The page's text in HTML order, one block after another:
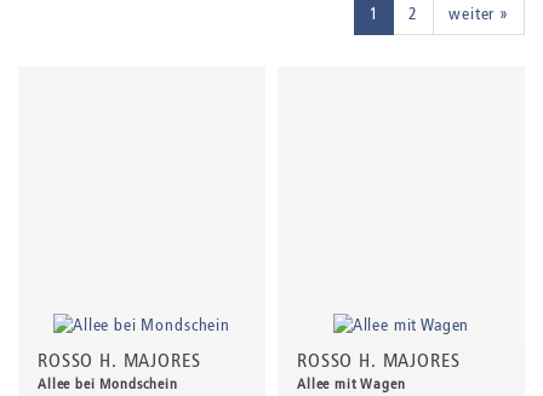
1 2 weiter »
ROSSO H. MAJORES
Allee bei Mondschein
ROSSO H. MAJORES
Allee mit Wagen